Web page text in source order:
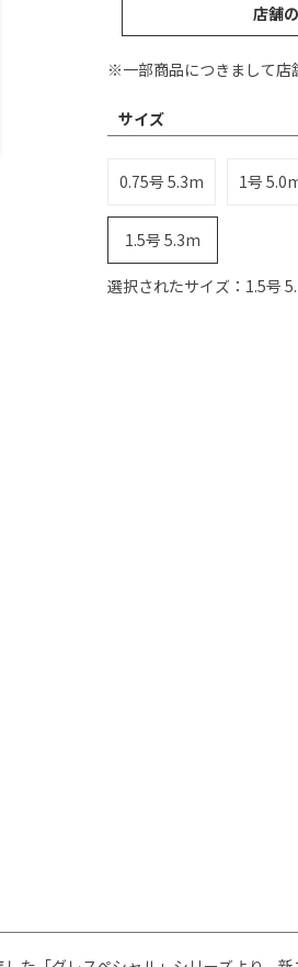
店舗
※一部商品につきまして店
サイズ
0.75号 5.3m 1号
1.5号 5.3m
選択されたサイズ：1.5号